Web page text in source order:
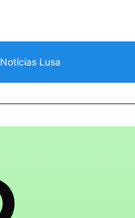
Notícias Lusa